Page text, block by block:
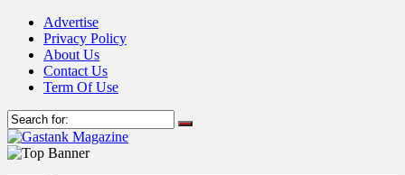
Advertise
Privacy Policy
About Us
Contact Us
Term Of Use